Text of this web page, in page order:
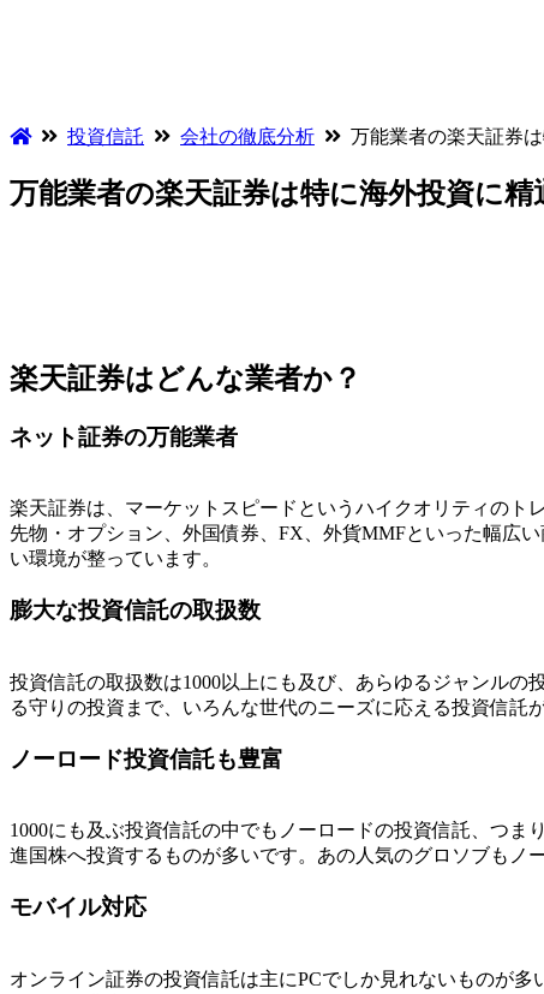
投資信託 会社の徹底分析 万能業者の楽天証券
万能業者の楽天証券は特に海外投資に
楽天証券はどんな業者か？
ネット証券の万能業者
楽天証券は、マーケットスピードというハイクオリティのト
先物・オプション、外国債券、FX、外貨MMFといった幅広
い環境が整っています。
膨大な投資信託の取扱数
投資信託の取扱数は1000以上にも及び、あらゆるジャンル
る守りの投資まで、 いろんな世代のニーズに応える投資信託
ノーロード投資信託も豊富
1000にも及ぶ投資信託の中でもノーロードの投資信託、つ
進国株へ投資するものが多いです。あの人気のグロソブもノ
モバイル対応
オンライン証券の投資信託は主にPCでしか見れないものが